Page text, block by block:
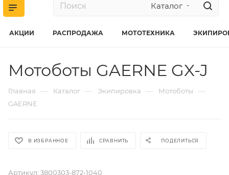
Каталог
АКЦИИ РАСПРОДАЖА МОТОТЕХНИКА
Мотоботы GAERNE GX-J
Главная — Каталог — Экипировка — Мотоботы —
GAERNE
В ИЗБРАННОЕ СРАВНИТЬ ПОДЕЛИТЬСЯ
Артикул: 3800303-872-1040